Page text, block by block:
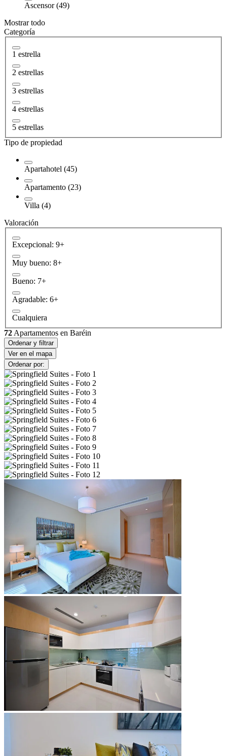
Ascensor (49)
Mostrar todo
Categoría
1 estrella
2 estrellas
3 estrellas
4 estrellas
5 estrellas
Tipo de propiedad
Apartahotel (45)
Apartamento (23)
Villa (4)
Valoración
Excepcional: 9+
Muy bueno: 8+
Bueno: 7+
Agradable: 6+
Cualquiera
72 Apartamentos en Baréin
Ordenar y filtrar
Ver en el mapa
Ordenar por: